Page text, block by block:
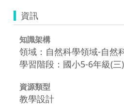
資訊
知識架構
領域：自然科學領域-自然
學習階段：國小5-6年級(三)
資源類型
教學設計